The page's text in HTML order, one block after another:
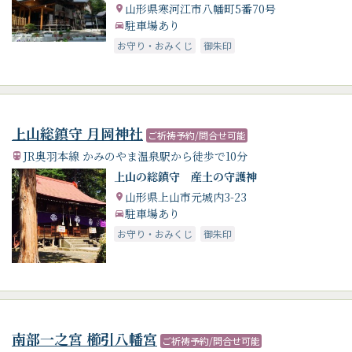
山形県寒河江市八幡町5番70号
駐車場あり
お守り・おみくじ 御朱印
上山総鎮守 月岡神社 ご祈祷予約/問合せ可能
JR奥羽本線 かみのやま温泉駅から徒歩で10分
上山の総鎮守 産土の守護神
山形県上山市元城内3-23
駐車場あり
お守り・おみくじ 御朱印
南部一之宮 櫛引八幡宮 ご祈祷予約/問合せ可能